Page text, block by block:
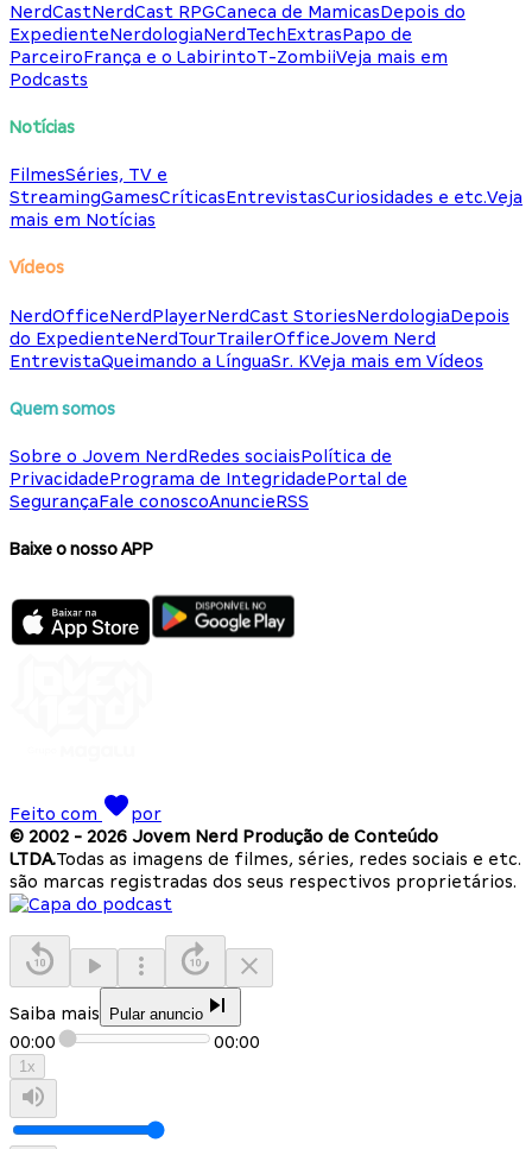
NerdCastNerdCast RPGCaneca de MamicasDepois do
ExpedienteNerdologiaNerdTechExtrasPapo de
ParceiroFrança e o LabirintoT-ZombiiVeja mais em
Podcasts
Notícias
FilmesSéries, TV e
StreamingGamesCríticasEntrevistasCuriosidades e etc.Veja
mais em Notícias
Vídeos
NerdOfficeNerdPlayerNerdCast StoriesNerdologiaDepois
do ExpedienteNerdTourTrailerOfficeJovem Nerd
EntrevistaQueimando a LínguaSr. KVeja mais em Vídeos
Quem somos
Sobre o Jovem NerdRedes sociaisPolítica de
PrivacidadePrograma de IntegridadePortal de
SegurançaFale conoscoAnuncieRSS
Baixe o nosso APP
Feito com
por
© 2002 - 2026 Jovem Nerd Produção de Conteúdo
LTDA.Todas as imagens de filmes, séries, redes sociais e etc.
são marcas registradas dos seus respectivos proprietários.
Saiba mais Pular anuncio
00:00 00:00
1x